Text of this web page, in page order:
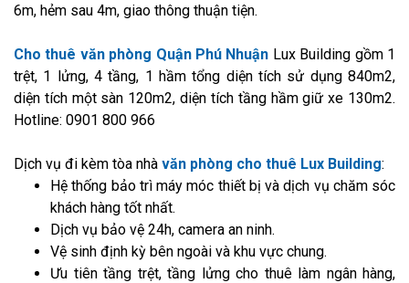
6m, hẻm sau 4m, giao thông thuận tiện.
Cho thuê văn phòng Quận Phú Nhuận Lux Building gồm 1
trệt, 1 lửng, 4 tầng, 1 hầm tổng diện tích sử dụng 840m2,
diện tích một sàn 120m2, diện tích tầng hầm giữ xe 130m2.
Hotline: 0901 800 966
Dịch vụ đi kèm tòa nhà văn phòng cho thuê Lux Building:
Hệ thống bảo trì máy móc thiết bị và dịch vụ chăm sóc
khách hàng tốt nhất.
Dịch vụ bảo vệ 24h, camera an ninh.
Vệ sinh định kỳ bên ngoài và khu vực chung.
Ưu tiên tầng trệt, tầng lửng cho thuê làm ngân hàng,